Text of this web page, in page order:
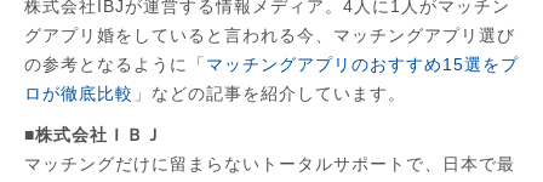
株式会社IBJが運営する情報メディア。4人に1人がマッチン
グアプリ婚をしていると言われる今、マッチングアプリ選び
の参考となるように「 マッチングアプリのおすすめ15選をプ
ロが徹底比較 」などの記事を紹介しています。
■株式会社ＩＢＪ
​​マッチングだけに留まらないトータルサポートで、日本で最